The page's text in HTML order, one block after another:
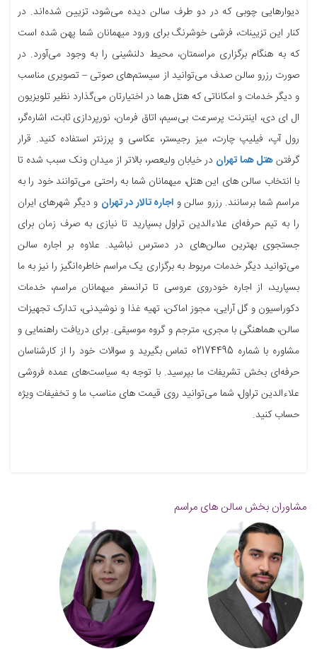
دیوارهایی چوبی که در دو طرف سالن دیده می‌شود، تزیین شده‌اند. در
کنار این تزیینات، فرشی خوشرنگ برای ورود میهمانان شما پهن شده است
که به هنگام برگزاری مراسمتان، محیط دلنشینی را به وجود می‌آورد. در
صورت رزرو سالن صدف می‌توانید از سیستم‌های صوتی – تصویری مناسب
و دیگر خدمات و امکاناتی که هتل هما در اختیارتان می‌گذارد نظیر تلویزیون
ال ای دی، اینترنت پرسرعت بی‌سیم، اتاق فرمان، نورپردازی ثابت، اشاره‌گر،
رول آپ، فیلیپ چارت، میز رجیستر، عکاسی و پرزنتر استفاده کنید. قرار
گرفتنهتل هما تهران در خیابان ولیعصر، بالاتر از میدان ونک سبب شده تا
با انتخاب سالن های این هتل، میهمانان شما به راحتی می‌توانند خود را به
مراسم شما برسانند. رزرو سالن و اجاره تالار در تهران و دیگر شهرهای ایران
را به تیم حرفه‌ای علاءالدین تراول بسپارید تا نیازی به صرف زمان برای
جستجوی بهترین سالن‌های در دسترس نباشید. علاوه بر اجاره سالن
می‌توانید دیگر خدمات مربوط به برگزاری یک مراسم خاطره‌انگیز را نیز به ما
بسپارید، از اجاره خودروی عروسی تا ترانسفر میهمانان مراسم، خدمات
دکوراسیون و گل آرایی، مجوز اماکن، تهیه غذا و نوشیدنی، تدارک تجهیزات
سالن، هماهنگی با مجری، مترجم و گروه موسیقی. برای دریافت راهنمایی و
مشاوره با شماره 02174495 تماس بگیرید و سوالات خود را از کارشناسان
حرفه‌ای بخش تشریفات ما بپرسید. با توجه به سیاست‌های عمده فروشی
علاءالدین تراول، شما می‌توانید روی قیمت های مناسب ما و تخفیفات ویژه
حساب کنید.
مشاوران بخش سالن های مراسم